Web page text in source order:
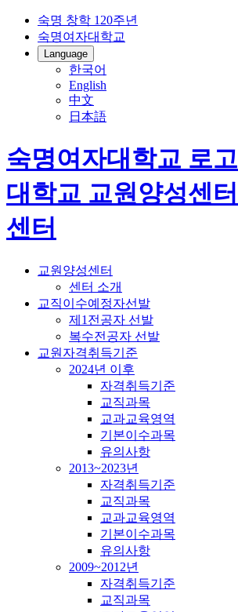
숙명 창학 120주년
숙명여자대학교
Language
한국어
English
中文
日本語
숙명여자대학교 로고
대학교 교원양성센터
센터
교원양성센터
센터 소개
교직이수예정자선발
제1전공자 선발
복수전공자 선발
교원자격취득기준
2024년 이후
자격취득기준
교직과목
교과교육영역
기본이수과목
유의사항
2013~2023년
자격취득기준
교직과목
교과교육영역
기본이수과목
유의사항
2009~2012년
자격취득기준
교직과목